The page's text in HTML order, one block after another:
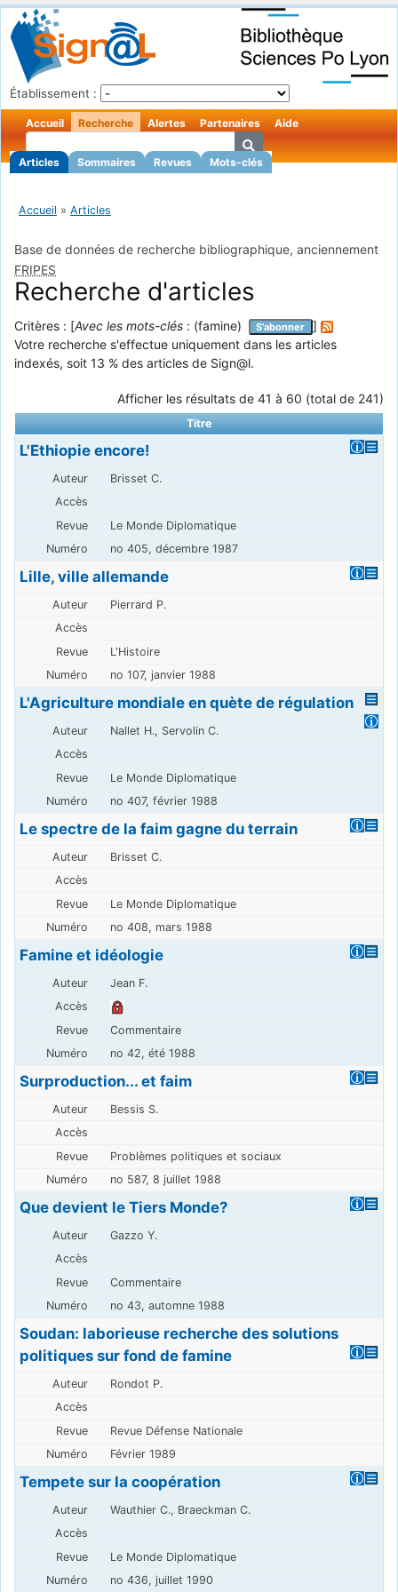
Établissement :
Accueil Recherche
Articles Sommaires Revues Mots-clés
Alertes Partenaires Aide
Accueil » Articles
Base de données de recherche bibliographique, anciennement
FRIPES
Recherche d'articles
Critères : [Avec les mots-clés : (famine) S'abonner
]
Votre recherche s'effectue uniquement dans les articles
indexés, soit 13 % des articles de Sign@l.
Afficher les résultats de 41 à 60 (total de 241)
Titre
L'Ethiopie encore!
Brisset C.
Le Monde Diplomatique
no 405, décembre 1987
Lille, ville allemande
Pierrard P.
L'Histoire
no 107, janvier 1988
L'Agriculture mondiale en quète de régulation
Nallet H., Servolin C.
Le Monde Diplomatique
no 407, février 1988
Le spectre de la faim gagne du terrain
Brisset C.
Le Monde Diplomatique
no 408, mars 1988
Famine et idéologie
Jean F.
Commentaire
no 42, été 1988
Surproduction... et faim
Bessis S.
Problèmes politiques et sociaux
no 587, 8 juillet 1988
Que devient le Tiers Monde?
Gazzo Y.
Commentaire
no 43, automne 1988
Soudan: laborieuse recherche des solutions
politiques sur fond de famine
Rondot P.
Revue Défense Nationale
Février 1989
Tempete sur la coopération
Wauthier C., Braeckman C.
Le Monde Diplomatique
no 436, juillet 1990